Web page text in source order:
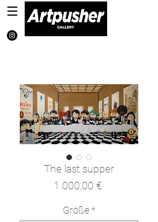
The last supper
1.000,00 €Preis
Größe*